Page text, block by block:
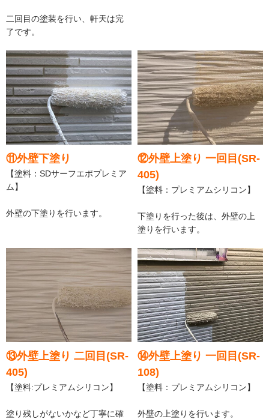
二回目の塗装を行い、軒天は完
了です。
⑪外壁下塗り
【塗料：SDサーフエポプレミア
ム】
外壁の下塗りを行います。
⑫外壁上塗り 一回目(SR-
405)
【塗料：プレミアムシリコン】
下塗りを行った後は、外壁の上
塗りを行います。
⑬外壁上塗り 二回目(SR-
405)
【塗料:プレミアムシリコン】
塗り残しがないかなど丁寧に確
⑭外壁上塗り 一回目(SR-
108)
【塗料：プレミアムシリコン】
外壁の上塗りを行います。